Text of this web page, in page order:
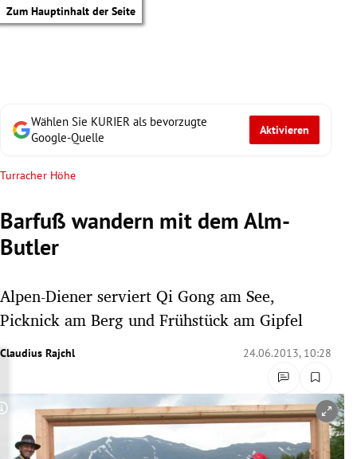
Zum Hauptinhalt der Seite
Untermenü
Untermenü
Wählen Sie KURIER als bevorzugte
Google-Quelle
Aktivieren
Turracher Höhe
Barfuß wandern mit dem Alm-
Butler
Alpen-Diener serviert Qi Gong am See,
Picknick am Berg und Frühstück am Gipfel
Claudius Rajchl 24.06.2013, 10:28
Copyright-Hinweis öffnen/schließen